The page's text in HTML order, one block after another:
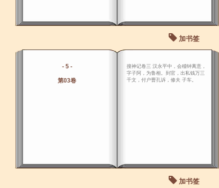
加书签
- 5 -
第03卷
搜神记卷三 汉永平中，会稽钟离意，
字子阿，为鲁相。到官，出私钱万三
千文，付户曹孔诉，修夫 子车。
加书签